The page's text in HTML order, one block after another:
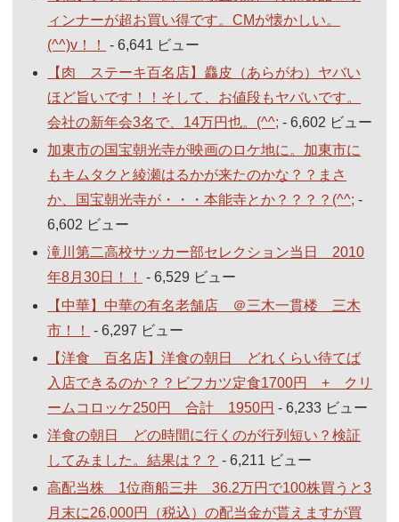
ィンナーが超お買い得です。CMが懐かしい。
(^^)v！！
- 6,641 ビュー
【肉 ステーキ百名店】麤皮（あらがわ）ヤバい
ほど旨いです！！そして、お値段もヤバいです。
会社の新年会3名で、14万円也。(^^; - 6,602 ビュー
加東市の国宝朝光寺が映画のロケ地に。加東市に
もキムタクと綾瀬はるかが来たのかな？？まさ
か、国宝朝光寺が・・・本能寺とか？？？？(^^; -
6,602 ビュー
滝川第二高校サッカー部セレクション当日 2010
年8月30日！！
- 6,529 ビュー
【中華】中華の有名老舗店 ＠三木一貫楼 三木
市！！
- 6,297 ビュー
【洋食 百名店】洋食の朝日 どれくらい待てば
入店できるのか？？ビフカツ定食1700円 + クリ
ームコロッケ250円 合計 1950円 - 6,233 ビュー
洋食の朝日 どの時間に行くのが行列短い？検証
してみました。結果は？？ - 6,211 ビュー
高配当株 1位商船三井 36.2万円で100株買うと3
月末に26,000円（税込）の配当金が貰えますが買